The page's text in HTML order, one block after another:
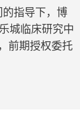
指导下，博
城临床研究中
前期授权委托